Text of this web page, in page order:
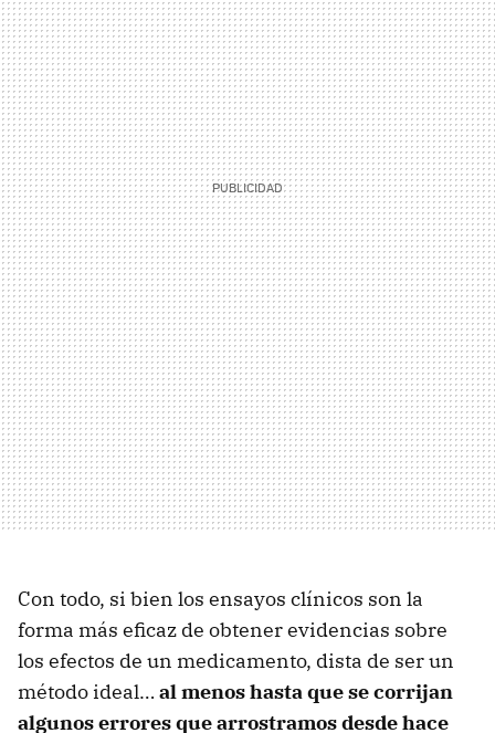
Con todo, si bien los ensayos clínicos son la
forma más eficaz de obtener evidencias sobre
los efectos de un medicamento, dista de ser un
método ideal… al menos hasta que se corrijan
algunos errores que arrostramos desde hace